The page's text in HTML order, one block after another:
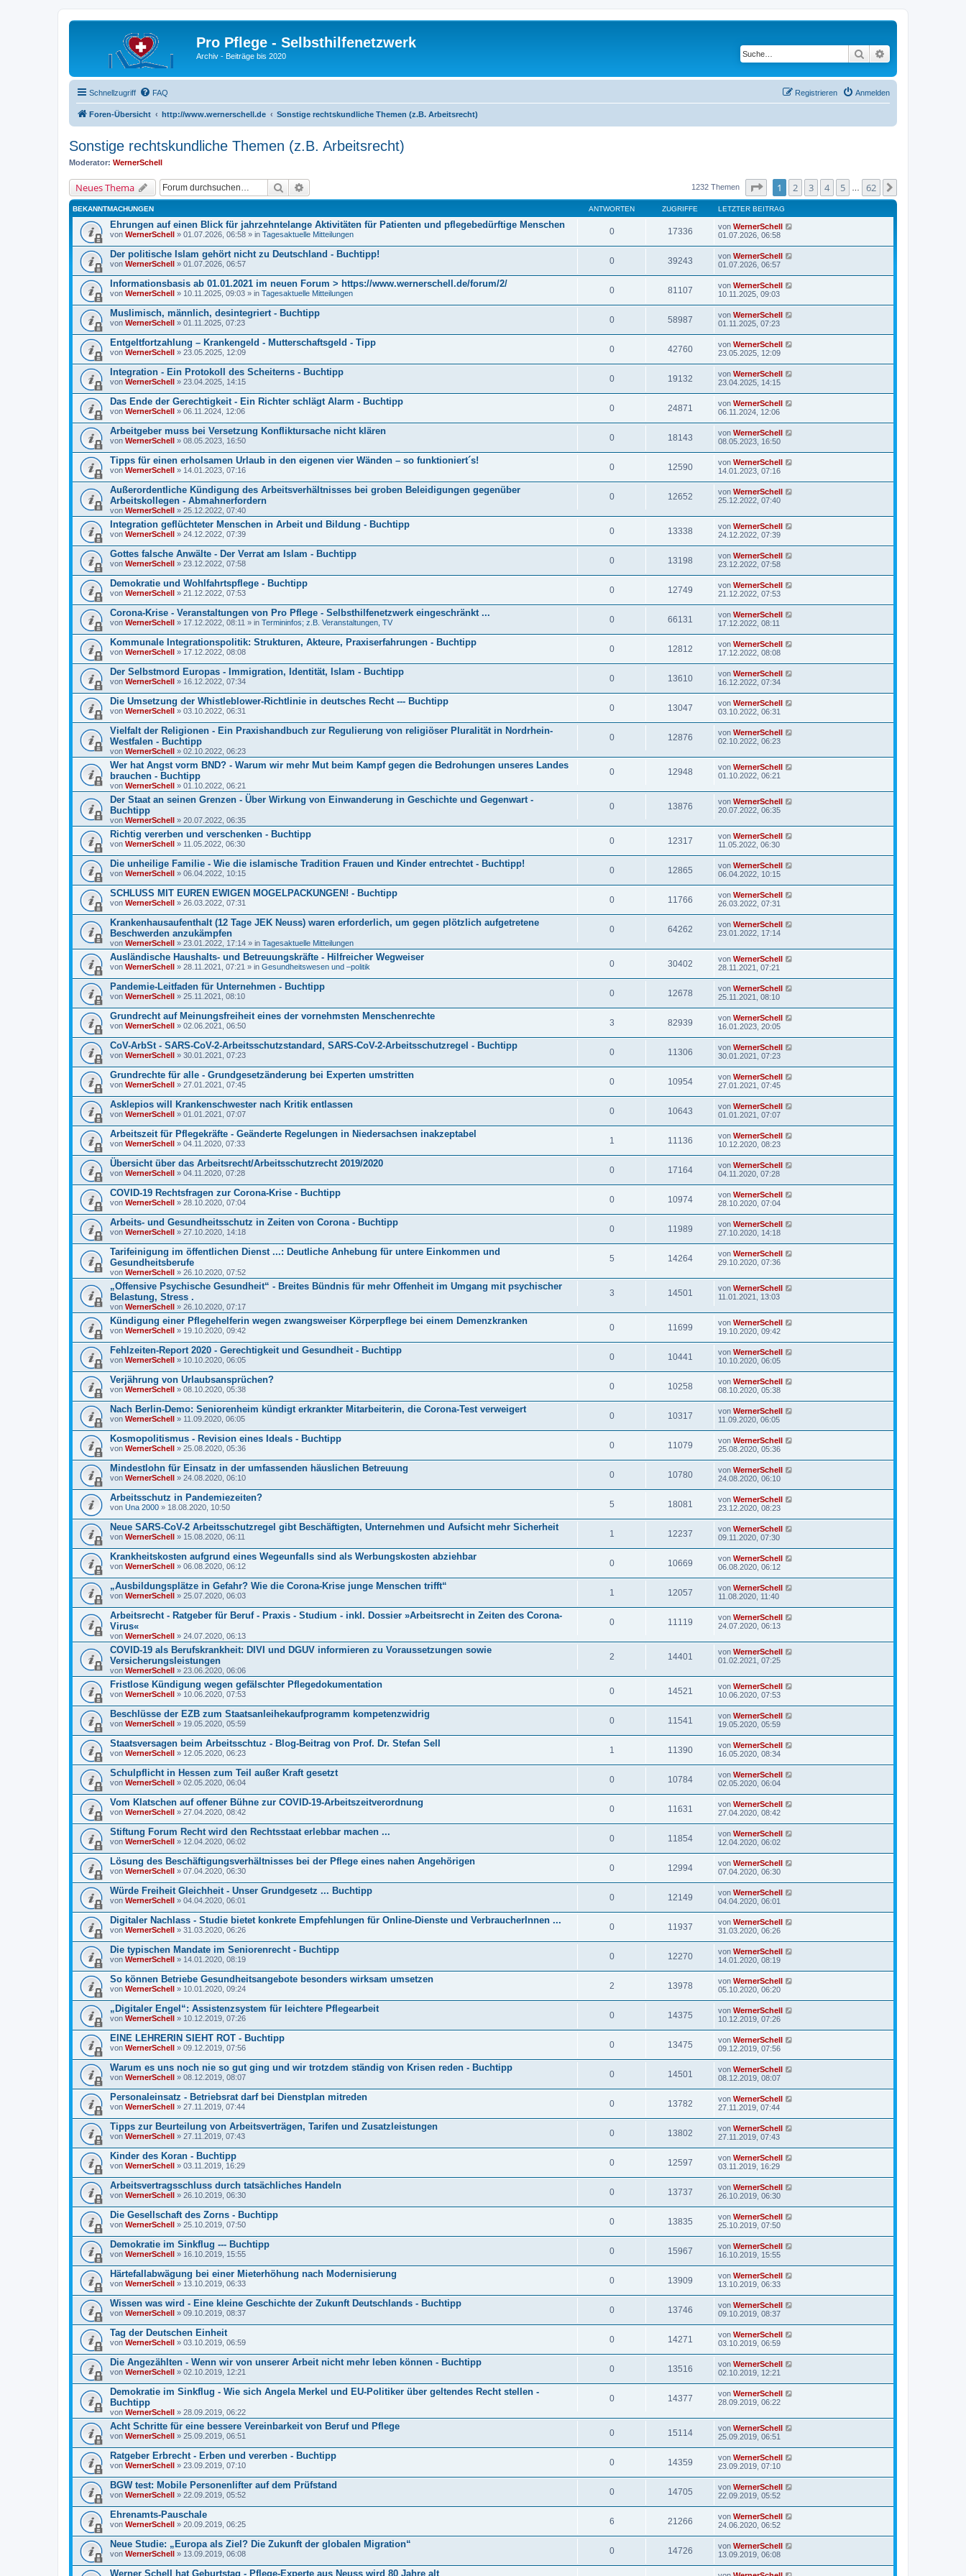
Pro Pflege - Selbsthilfenetzwerk
Archiv - Beiträge bis 2020 Suche
Schnellzugriff FAQ Anmelden
Registrieren
Foren-Übersicht http://www.wernerschell.de Sonstige rechtskundliche Themen (z.B. Arbeitsrecht)
Sonstige rechtskundliche Themen (z.B. Arbeitsrecht)
Moderator: WernerSchell
Neues Thema Suche 1232 Themen Seite von62
1 2 3 4 5 62
BEKANNTMACHUNGEN ANTWORTEN ZUGRIFFE LETZTER BEITRAG
Ehrungen auf einen Blick für jahrzehntelange Aktivitäten für Patienten und pflegebedürftige Menschen
von WernerSchell » 01.07.2026, 06:58 » in Tagesaktuelle Mitteilungen 0 17336 von WernerSchell
01.07.2026, 06:58
Der politische Islam gehört nicht zu Deutschland - Buchtipp!
von WernerSchell » 01.07.2026, 06:57 0 39243 von WernerSchell
01.07.2026, 06:57
Informationsbasis ab 01.01.2021 im neuen Forum > https://www.wernerschell.de/forum/2/
von WernerSchell » 10.11.2025, 09:03 » in Tagesaktuelle Mitteilungen 0 81107 von WernerSchell
10.11.2025, 09:03
Muslimisch, männlich, desintegriert - Buchtipp
von WernerSchell » 01.11.2025, 07:23 0 58987 von WernerSchell
01.11.2025, 07:23
Entgeltfortzahlung – Krankengeld - Mutterschaftsgeld - Tipp
von WernerSchell » 23.05.2025, 12:09 0 42760 von WernerSchell
23.05.2025, 12:09
Integration - Ein Protokoll des Scheiterns - Buchtipp
von WernerSchell » 23.04.2025, 14:15 0 19132 von WernerSchell
23.04.2025, 14:15
Das Ende der Gerechtigkeit - Ein Richter schlägt Alarm - Buchtipp
von WernerSchell » 06.11.2024, 12:06 0 24871 von WernerSchell
06.11.2024, 12:06
Arbeitgeber muss bei Versetzung Konfliktursache nicht klären
von WernerSchell » 08.05.2023, 16:50 0 18143 von WernerSchell
08.05.2023, 16:50
Tipps für einen erholsamen Urlaub in den eigenen vier Wänden – so funktioniert´s!
von WernerSchell » 14.01.2023, 07:16 0 12590 von WernerSchell
14.01.2023, 07:16
Außerordentliche Kündigung des Arbeitsverhältnisses bei groben Beleidigungen gegenüber
Arbeitskollegen - Abmahnerfordern
von WernerSchell » 25.12.2022, 07:40
0 12652 von WernerSchell
25.12.2022, 07:40
Integration geflüchteter Menschen in Arbeit und Bildung - Buchtipp
von WernerSchell » 24.12.2022, 07:39 0 13338 von WernerSchell
24.12.2022, 07:39
Gottes falsche Anwälte - Der Verrat am Islam - Buchtipp
von WernerSchell » 23.12.2022, 07:58 0 13198 von WernerSchell
23.12.2022, 07:58
Demokratie und Wohlfahrtspflege - Buchtipp
von WernerSchell » 21.12.2022, 07:53 0 12749 von WernerSchell
21.12.2022, 07:53
Corona-Krise - Veranstaltungen von Pro Pflege - Selbsthilfenetzwerk eingeschränkt ...
von WernerSchell » 17.12.2022, 08:11 » in Termininfos; z.B. Veranstaltungen, TV 0 66131 von WernerSchell
17.12.2022, 08:11
Kommunale Integrationspolitik: Strukturen, Akteure, Praxiserfahrungen - Buchtipp
von WernerSchell » 17.12.2022, 08:08 0 12812 von WernerSchell
17.12.2022, 08:08
Der Selbstmord Europas - Immigration, Identität, Islam - Buchtipp
von WernerSchell » 16.12.2022, 07:34 0 13610 von WernerSchell
16.12.2022, 07:34
Die Umsetzung der Whistleblower-Richtlinie in deutsches Recht --- Buchtipp
von WernerSchell » 03.10.2022, 06:31 0 13047 von WernerSchell
03.10.2022, 06:31
Vielfalt der Religionen - Ein Praxishandbuch zur Regulierung von religiöser Pluralität in Nordrhein-
Westfalen - Buchtipp
von WernerSchell » 02.10.2022, 06:23
0 12876 von WernerSchell
02.10.2022, 06:23
Wer hat Angst vorm BND? - Warum wir mehr Mut beim Kampf gegen die Bedrohungen unseres Landes
brauchen - Buchtipp
von WernerSchell » 01.10.2022, 06:21
0 12948 von WernerSchell
01.10.2022, 06:21
Der Staat an seinen Grenzen - Über Wirkung von Einwanderung in Geschichte und Gegenwart -
Buchtipp
von WernerSchell » 20.07.2022, 06:35
0 13876 von WernerSchell
20.07.2022, 06:35
Richtig vererben und verschenken - Buchtipp
von WernerSchell » 11.05.2022, 06:30 0 12317 von WernerSchell
11.05.2022, 06:30
Die unheilige Familie - Wie die islamische Tradition Frauen und Kinder entrechtet - Buchtipp!
von WernerSchell » 06.04.2022, 10:15 0 12865 von WernerSchell
06.04.2022, 10:15
SCHLUSS MIT EUREN EWIGEN MOGELPACKUNGEN! - Buchtipp
von WernerSchell » 26.03.2022, 07:31 0 11766 von WernerSchell
26.03.2022, 07:31
Krankenhausaufenthalt (12 Tage JEK Neuss) waren erforderlich, um gegen plötzlich aufgetretene
Beschwerden anzukämpfen
von WernerSchell » 23.01.2022, 17:14 » in Tagesaktuelle Mitteilungen
0 64262 von WernerSchell
23.01.2022, 17:14
Ausländische Haushalts- und Betreuungskräfte - Hilfreicher Wegweiser
von WernerSchell » 28.11.2021, 07:21 » in Gesundheitswesen und –politik 0 30402 von WernerSchell
28.11.2021, 07:21
Pandemie-Leitfaden für Unternehmen - Buchtipp
von WernerSchell » 25.11.2021, 08:10 0 12678 von WernerSchell
25.11.2021, 08:10
Grundrecht auf Meinungsfreiheit eines der vornehmsten Menschenrechte
von WernerSchell » 02.06.2021, 06:50 3 82939 von WernerSchell
16.01.2023, 20:05
CoV-ArbSt - SARS-CoV-2-Arbeitsschutzstandard, SARS-CoV-2-Arbeitsschutzregel - Buchtipp
von WernerSchell » 30.01.2021, 07:23 0 11306 von WernerSchell
30.01.2021, 07:23
Grundrechte für alle - Grundgesetzänderung bei Experten umstritten
von WernerSchell » 27.01.2021, 07:45 0 10954 von WernerSchell
27.01.2021, 07:45
Asklepios will Krankenschwester nach Kritik entlassen
von WernerSchell » 01.01.2021, 07:07 0 10643 von WernerSchell
01.01.2021, 07:07
Arbeitszeit für Pflegekräfte - Geänderte Regelungen in Niedersachsen inakzeptabel
von WernerSchell » 04.11.2020, 07:33 1 11136 von WernerSchell
10.12.2020, 08:23
Übersicht über das Arbeitsrecht/Arbeitsschutzrecht 2019/2020
von WernerSchell » 04.11.2020, 07:28 0 17164 von WernerSchell
04.11.2020, 07:28
COVID-19 Rechtsfragen zur Corona-Krise - Buchtipp
von WernerSchell » 28.10.2020, 07:04 0 10974 von WernerSchell
28.10.2020, 07:04
Arbeits- und Gesundheitsschutz in Zeiten von Corona - Buchtipp
von WernerSchell » 27.10.2020, 14:18 0 11989 von WernerSchell
27.10.2020, 14:18
Tarifeinigung im öffentlichen Dienst ...: Deutliche Anhebung für untere Einkommen und
Gesundheitsberufe
von WernerSchell » 26.10.2020, 07:52
5 14264 von WernerSchell
29.10.2020, 07:36
„Offensive Psychische Gesundheit“ - Breites Bündnis für mehr Offenheit im Umgang mit psychischer
Belastung, Stress .
von WernerSchell » 26.10.2020, 07:17
3 14501 von WernerSchell
11.01.2021, 13:03
Kündigung einer Pflegehelferin wegen zwangsweiser Körperpflege bei einem Demenzkranken
von WernerSchell » 19.10.2020, 09:42 0 11699 von WernerSchell
19.10.2020, 09:42
Fehlzeiten-Report 2020 - Gerechtigkeit und Gesundheit - Buchtipp
von WernerSchell » 10.10.2020, 06:05 0 10441 von WernerSchell
10.10.2020, 06:05
Verjährung von Urlaubsansprüchen?
von WernerSchell » 08.10.2020, 05:38 0 10258 von WernerSchell
08.10.2020, 05:38
Nach Berlin-Demo: Seniorenheim kündigt erkrankter Mitarbeiterin, die Corona-Test verweigert
von WernerSchell » 11.09.2020, 06:05 0 10317 von WernerSchell
11.09.2020, 06:05
Kosmopolitismus - Revision eines Ideals - Buchtipp
von WernerSchell » 25.08.2020, 05:36 0 11079 von WernerSchell
25.08.2020, 05:36
Mindestlohn für Einsatz in der umfassenden häuslichen Betreuung
von WernerSchell » 24.08.2020, 06:10 0 10780 von WernerSchell
24.08.2020, 06:10
Arbeitsschutz in Pandemiezeiten?
von Una 2000 » 18.08.2020, 10:50 5 18081 von WernerSchell
23.12.2020, 08:23
Neue SARS-CoV-2 Arbeitsschutzregel gibt Beschäftigten, Unternehmen und Aufsicht mehr Sicherheit
von WernerSchell » 15.08.2020, 06:11 1 12237 von WernerSchell
09.11.2020, 07:30
Krankheitskosten aufgrund eines Wegeunfalls sind als Werbungskosten abziehbar
von WernerSchell » 06.08.2020, 06:12 0 10669 von WernerSchell
06.08.2020, 06:12
„Ausbildungsplätze in Gefahr? Wie die Corona-Krise junge Menschen trifft“
von WernerSchell » 25.07.2020, 06:03 1 12057 von WernerSchell
11.08.2020, 11:40
Arbeitsrecht - Ratgeber für Beruf - Praxis - Studium - inkl. Dossier »Arbeitsrecht in Zeiten des Corona-
Virus«
von WernerSchell » 24.07.2020, 06:13
0 11119 von WernerSchell
24.07.2020, 06:13
COVID-19 als Berufskrankheit: DIVI und DGUV informieren zu Voraussetzungen sowie
Versicherungsleistungen
von WernerSchell » 23.06.2020, 06:06
2 14401 von WernerSchell
01.02.2021, 07:25
Fristlose Kündigung wegen gefälschter Pflegedokumentation
von WernerSchell » 10.06.2020, 07:53 0 14521 von WernerSchell
10.06.2020, 07:53
Beschlüsse der EZB zum Staatsanleihekaufprogramm kompetenzwidrig
von WernerSchell » 19.05.2020, 05:59 0 11541 von WernerSchell
19.05.2020, 05:59
Staatsversagen beim Arbeitsschtuz - Blog-Beitrag von Prof. Dr. Stefan Sell
von WernerSchell » 12.05.2020, 06:23 1 11390 von WernerSchell
16.05.2020, 08:34
Schulpflicht in Hessen zum Teil außer Kraft gesetzt
von WernerSchell » 02.05.2020, 06:04 0 10784 von WernerSchell
02.05.2020, 06:04
Vom Klatschen auf offener Bühne zur COVID-19-Arbeitszeitverordnung
von WernerSchell » 27.04.2020, 08:42 0 11631 von WernerSchell
27.04.2020, 08:42
Stiftung Forum Recht wird den Rechtsstaat erlebbar machen ...
von WernerSchell » 12.04.2020, 06:02 0 11854 von WernerSchell
12.04.2020, 06:02
Lösung des Beschäftigungsverhältnisses bei der Pflege eines nahen Angehörigen
von WernerSchell » 07.04.2020, 06:30 0 12994 von WernerSchell
07.04.2020, 06:30
Würde Freiheit Gleichheit - Unser Grundgesetz ... Buchtipp
von WernerSchell » 04.04.2020, 06:01 0 12149 von WernerSchell
04.04.2020, 06:01
Digitaler Nachlass - Studie bietet konkrete Empfehlungen für Online-Dienste und VerbraucherInnen ...
von WernerSchell » 31.03.2020, 06:26 0 11937 von WernerSchell
31.03.2020, 06:26
Die typischen Mandate im Seniorenrecht - Buchtipp
von WernerSchell » 14.01.2020, 08:19 0 12270 von WernerSchell
14.01.2020, 08:19
So können Betriebe Gesundheitsangebote besonders wirksam umsetzen
von WernerSchell » 10.01.2020, 09:24 2 13978 von WernerSchell
05.10.2020, 06:20
„Digitaler Engel“: Assistenzsystem für leichtere Pflegearbeit
von WernerSchell » 10.12.2019, 07:26 0 14375 von WernerSchell
10.12.2019, 07:26
EINE LEHRERIN SIEHT ROT - Buchtipp
von WernerSchell » 09.12.2019, 07:56 0 13475 von WernerSchell
09.12.2019, 07:56
Warum es uns noch nie so gut ging und wir trotzdem ständig von Krisen reden - Buchtipp
von WernerSchell » 08.12.2019, 08:07 0 14501 von WernerSchell
08.12.2019, 08:07
Personaleinsatz - Betriebsrat darf bei Dienstplan mitreden
von WernerSchell » 27.11.2019, 07:44 0 13782 von WernerSchell
27.11.2019, 07:44
Tipps zur Beurteilung von Arbeitsverträgen, Tarifen und Zusatzleistungen
von WernerSchell » 27.11.2019, 07:43 0 13802 von WernerSchell
27.11.2019, 07:43
Kinder des Koran - Buchtipp
von WernerSchell » 03.11.2019, 16:29 0 12597 von WernerSchell
03.11.2019, 16:29
Arbeitsvertragsschluss durch tatsächliches Handeln
von WernerSchell » 26.10.2019, 06:30 0 13737 von WernerSchell
26.10.2019, 06:30
Die Gesellschaft des Zorns - Buchtipp
von WernerSchell » 25.10.2019, 07:50 0 13835 von WernerSchell
25.10.2019, 07:50
Demokratie im Sinkflug --- Buchtipp
von WernerSchell » 16.10.2019, 15:55 0 15967 von WernerSchell
16.10.2019, 15:55
Härtefallabwägung bei einer Mieterhöhung nach Modernisierung
von WernerSchell » 13.10.2019, 06:33 0 13909 von WernerSchell
13.10.2019, 06:33
Wissen was wird - Eine kleine Geschichte der Zukunft Deutschlands - Buchtipp
von WernerSchell » 09.10.2019, 08:37 0 13746 von WernerSchell
09.10.2019, 08:37
Tag der Deutschen Einheit
von WernerSchell » 03.10.2019, 06:59 0 14271 von WernerSchell
03.10.2019, 06:59
Die Angezählten - Wenn wir von unserer Arbeit nicht mehr leben können - Buchtipp
von WernerSchell » 02.10.2019, 12:21 0 13516 von WernerSchell
02.10.2019, 12:21
Demokratie im Sinkflug - Wie sich Angela Merkel und EU-Politiker über geltendes Recht stellen -
Buchtipp
von WernerSchell » 28.09.2019, 06:22
0 14377 von WernerSchell
28.09.2019, 06:22
Acht Schritte für eine bessere Vereinbarkeit von Beruf und Pflege
von WernerSchell » 25.09.2019, 06:51 0 15114 von WernerSchell
25.09.2019, 06:51
Ratgeber Erbrecht - Erben und vererben - Buchtipp
von WernerSchell » 23.09.2019, 07:10 0 14359 von WernerSchell
23.09.2019, 07:10
BGW test: Mobile Personenlifter auf dem Prüfstand
von WernerSchell » 22.09.2019, 05:52 0 14705 von WernerSchell
22.09.2019, 05:52
Ehrenamts-Pauschale
von WernerSchell » 20.09.2019, 06:25 6 21266 von WernerSchell
24.06.2020, 06:52
Neue Studie: „Europa als Ziel? Die Zukunft der globalen Migration“
von WernerSchell » 13.09.2019, 06:08 0 14726 von WernerSchell
13.09.2019, 06:08
Werner Schell hat Geburtstag - Pflege-Experte aus Neuss wird 80 Jahre alt